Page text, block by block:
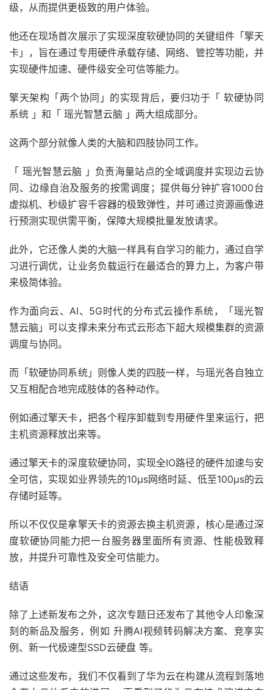
级，从而提供更极致的用户体验。
他还在现场首次展示了实现深度软硬协同的关键组件「擎天
卡」，旨在通过专用硬件承载存储、网络、管控等功能，并
实现硬件加速、硬件级安全可信等能力。
擎天架构「两个协同」的实现背后，要归功于「 软硬协同
系统 」和「 瑶光智慧云脑 」两大组成部分。
这两个部分就像人类的大脑和四肢协同工作。
「 瑶光智慧云脑 」负责海量站点的全域调度并实现边云协
同、边缘自治及服务的按需调度；提供每分钟扩容1000台
虚拟机、秒级扩容千容器的极致弹性，并可通过资源画像进
行预测实现供需平衡，保障大规模批量发放请求。
此外，它还像人类的大脑一样具有自学习的能力，通过自学
习进行调优，让业务负载运行在最适合的算力上，为客户带
来极简体验。
作为面向云、AI、5G时代的分布式云操作系统，「瑶光智
慧云脑」可以支撑未来分布式云形态下超大规模集群的资源
调度与协同。
而「软硬协同系统」则像人类的四肢一样，与瑶光各自独立
又互相配合地完成肢体的各种动作。
例如通过擎天卡，把各个程序卸载到专用硬件里来运行，把
主机资源释放出来等。
通过擎天卡的深度软硬协同，实现全IO路径的硬件加速与安
全可信，实现如业界领先的10μs网络时延、低至100μs的云
存储时延等。
所以不仅仅是拿擎天卡的资源去换主机资源，核心是通过深
度软硬协同能力把一台服务器里面所有资源、性能极致释
放，并提升可靠性及安全可信能力。
结语
除了上述新发布之外，这次专题日还发布了其他令人印象深
刻的新品及服务，例如 升腾AI视频转码解决方案、竞享实
例、新一代极速型SSD云硬盘 等。
通过这些发布，我们不仅看到了华为云在构建从流程到落地